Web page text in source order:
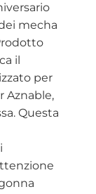
mecha
il
per
Aznable,
Questa